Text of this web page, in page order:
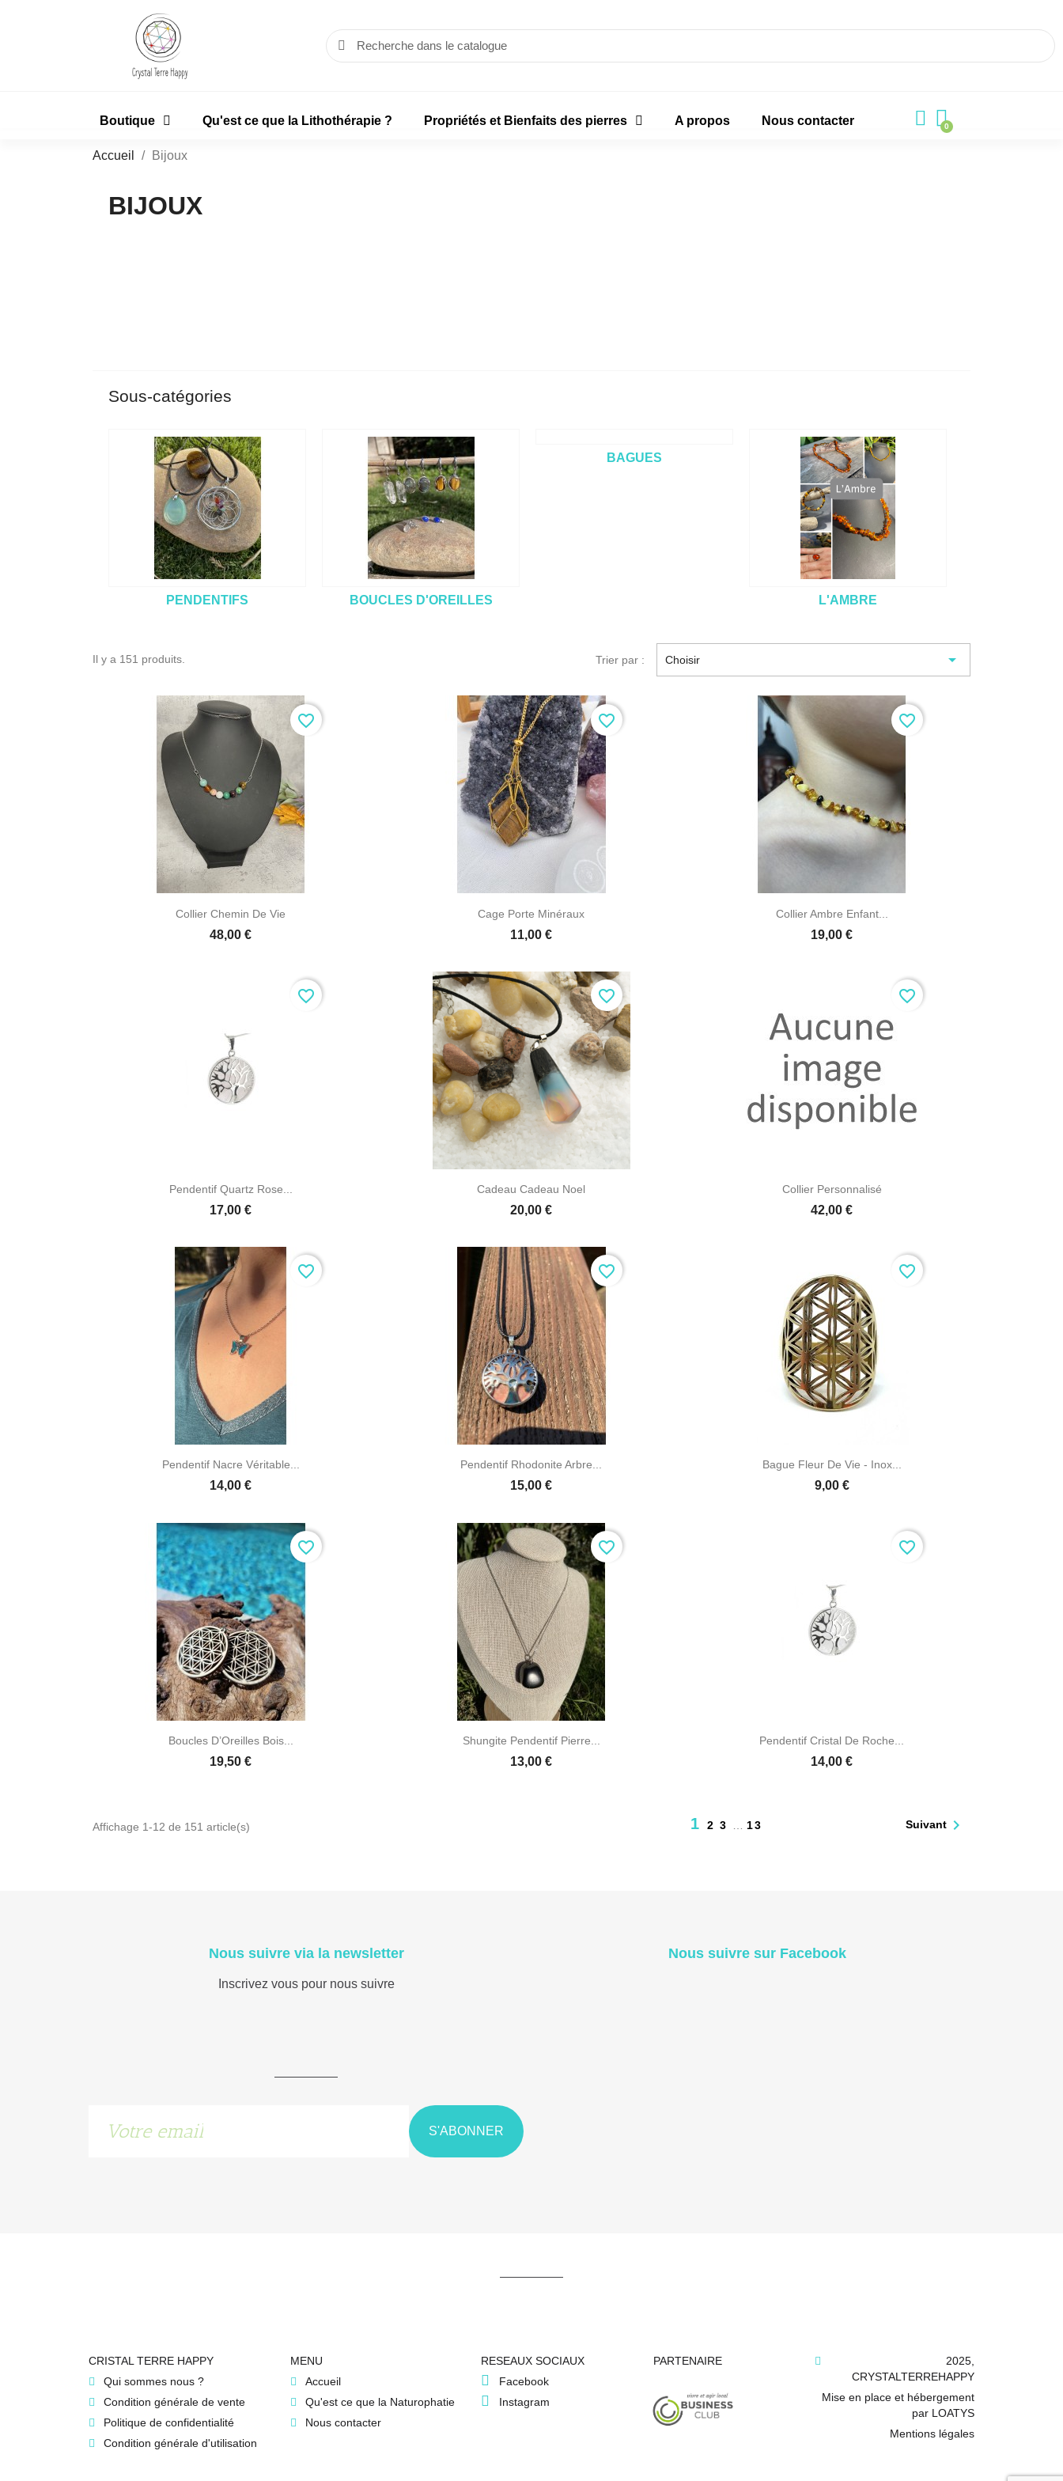
Boutique Qu'est ce que la Lithothérapie ? Propriétés et Bienfaits des pierres A propos Nous contacter
Accueil Bijoux
BIJOUX
Sous-catégories
PENDENTIFS BOUCLES D'OREILLES
BAGUES
L'AMBRE
Il y a 151 produits. Trier par : Choisir 
Aperçu rapide
Collier Chemin De Vie
48,00 €
favorite_border
Aperçu rapide
Cage Porte Minéraux
11,00 €
favorite_border
Aperçu rapide
Collier Ambre Enfant...
19,00 €
favorite_border
Aperçu rapide
Pendentif Quartz Rose...
17,00 €
favorite_border
Aperçu rapide
Cadeau Cadeau Noel
20,00 €
favorite_border
Aperçu rapide
Collier Personnalisé
42,00 €
favorite_border
Aperçu rapide
Pendentif Nacre Véritable...
14,00 €
favorite_border
Aperçu rapide
Pendentif Rhodonite Arbre...
15,00 €
favorite_border
Aperçu rapide
Bague Fleur De Vie - Inox...
9,00 €
favorite_border
Aperçu rapide
Boucles D’Oreilles Bois...
19,50 €
favorite_border
Aperçu rapide
Shungite Pendentif Pierre...
13,00 €
favorite_border
Aperçu rapide
Pendentif Cristal De Roche...
14,00 €
favorite_border
Affichage 1-12 de 151 article(s) 123 13 Suivant
Nous suivre via la newsletter
Inscrivez vous pour nous suivre
S'ABONNER
Nous suivre sur Facebook
CRISTAL TERRE HAPPY
Qui sommes nous ?
Condition générale de vente
Politique de confidentialité
Condition générale d'utilisation
MENU
Accueil
Qu'est ce que la Naturophatie
Nous contacter
RESEAUX SOCIAUX
Facebook
Instagram
PARTENAIRE
2025,
CRYSTALTERREHAPPY
Mise en place et hébergement
par LOATYS
Mentions légales